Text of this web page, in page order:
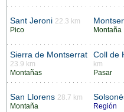
Sant Jeroni 22.3 km
Pico
Montaña
Sierra de Montserrat
23.9 km
Montañas
Coll de
km
Pasar
San Llorens 28.7 km
Montaña
Región